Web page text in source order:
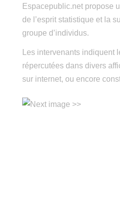
Espacepublic.net propose
de l’esprit statistique et la
groupe d’individus.
Les intervenants
répercutées dans divers
sur internet, ou encore